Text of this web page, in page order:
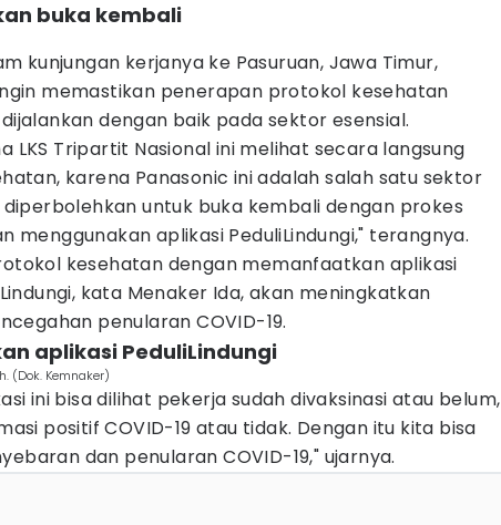
buka kembali
kunjungan kerjanya ke Pasuruan, Jawa Timur,
memastikan penerapan protokol kesehatan
dengan baik pada sektor esensial.
LKS Tripartit Nasional ini melihat secara langsung
karena Panasonic ini adalah salah satu sektor
diperbolehkan untuk buka kembali dengan prokes
menggunakan aplikasi PeduliLindungi," terangnya.
kesehatan dengan memanfaatkan aplikasi
kata Menaker Ida, akan meningkatkan
penularan COVID-19.
aplikasi PeduliLindungi
(Dok. Kemnaker)
ini bisa dilihat pekerja sudah divaksinasi atau belum,
positif COVID-19 atau tidak. Dengan itu kita bisa
dan penularan COVID-19," ujarnya.